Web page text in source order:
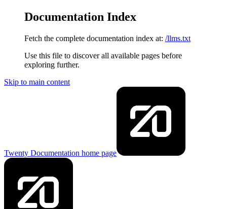
Documentation Index
Fetch the complete documentation index at: /llms.txt
Use this file to discover all available pages before
exploring further.
Skip to main content
Twenty Documentation home page